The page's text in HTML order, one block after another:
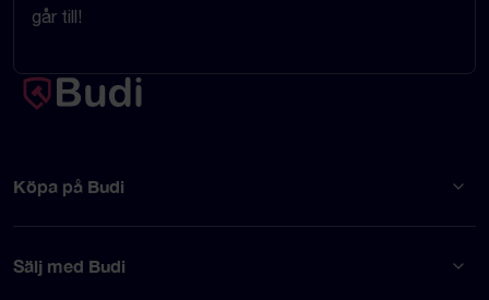
går till!
Köpa på Budi
Sälj med Budi